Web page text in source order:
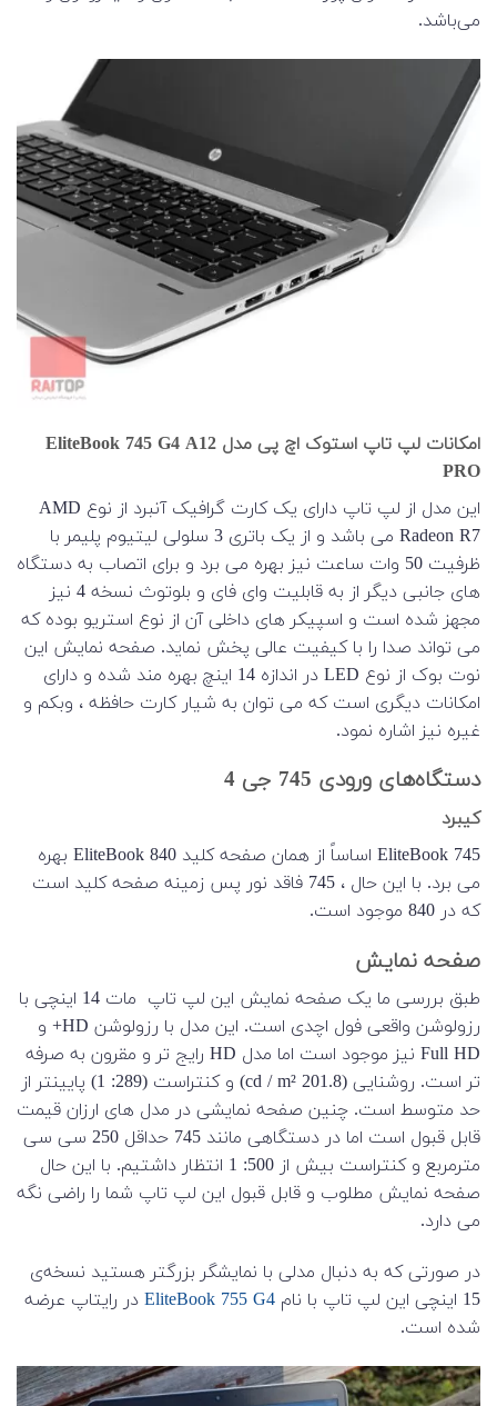
می‌باشد.
امکانات لپ تاپ استوک اچ پی مدل EliteBook 745 G4 A12
PRO
این مدل از لپ تاپ دارای یک کارت گرافیک آنبرد از نوع AMD
Radeon R7 می باشد و از یک باتری 3 سلولی لیتیوم پلیمر با
ظرفیت 50 وات ‌ساعت نیز بهره می برد و برای اتصاب به دستگاه
های جانبی دیگر از به قابلیت وای فای و بلوتوث نسخه 4 نیز
مجهز شده است و اسپیکر های داخلی آن از نوع استریو بوده که
می تواند صدا را با کیفیت عالی پخش نماید. صفحه نمایش این
نوت بوک از نوع LED در اندازه 14 اینچ بهره مند شده و دارای
امکانات دیگری است که می توان به شیار کارت حافظه ، وبکم و
غیره نیز اشاره نمود.
دستگاه‌های ورودی 745 جی 4
کیبرد
EliteBook 745 اساساً از همان صفحه کلید EliteBook 840 بهره
می برد. با این حال ، 745 فاقد نور پس زمینه صفحه کلید است
که در 840 موجود است.
صفحه نمایش
طبق بررسی ما یک صفحه نمایش این لپ تاپ مات 14 اینچی با
رزولوشن واقعی فول اچدی است. این مدل با رزولوشن HD+ و
Full HD نیز موجود است اما مدل HD رایج تر و مقرون به صرفه
تر است.
روشنایی (201.8 cd / m²) و کنتراست (289: 1) پایینتر از
حد متوسط است. چنین صفحه نمایشی در مدل های ارزان قیمت
قابل قبول است اما در دستگاهی مانند 745
حداقل 250 سی سی
مترمربع و کنتراست بیش از 500: 1 انتظار داشتیم. با این حال
صفحه نمایش مطلوب و قابل قبول این لپ تاپ شما را راضی نگه
می دارد.
در صورتی که به دنبال مدلی با نمایشگر بزرگتر هستید نسخه‌ی
15 اینچی این لپ تاپ با نام
EliteBook 755 G4 در رایتاپ عرضه
شده است.